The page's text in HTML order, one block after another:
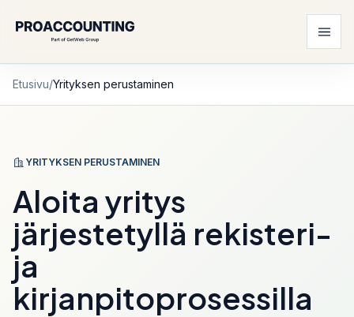
Etusivu/Yrityksen perustaminen
YRITYKSEN PERUSTAMINEN
Aloita yritys
järjestetyllä rekisteri-
ja
kirjanpitoprosessilla